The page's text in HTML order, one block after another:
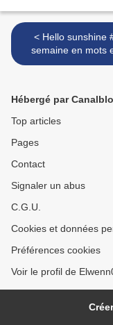
< Hello sunshine #ma
semaine en mots
images #81
Hébergé par
Top articles
Pages
Contact
Signaler un abus
C.G.U.
Cookies et données
Préférences cookies
Voir le profil de